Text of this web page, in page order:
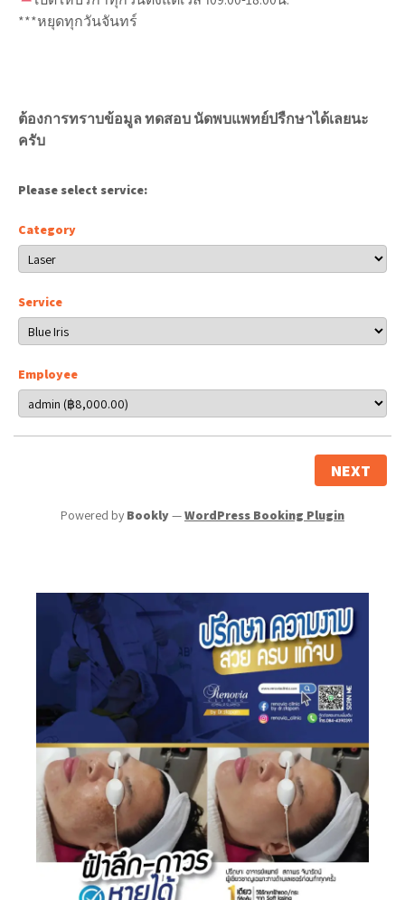
***หยุดทุกวันจันทร์
ต้องการทราบข้อมูล ทดสอบ นัดพบแพทย์ปรืกษาได้เลยนะ
ครับ
Please select service:
Category
Service
Employee
NEXT
Powered by Bookly—WordPress Booking Plugin